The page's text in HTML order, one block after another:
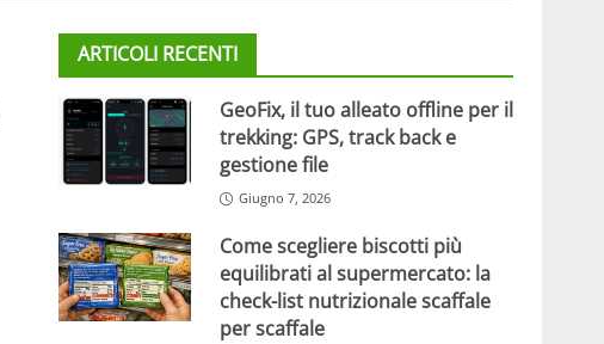
ARTICOLI RECENTI
GeoFix, il tuo alleato offline per il
trekking: GPS, track back e
gestione file
Giugno 7, 2026
Come scegliere biscotti più
equilibrati al supermercato: la
check-list nutrizionale scaffale
per scaffale